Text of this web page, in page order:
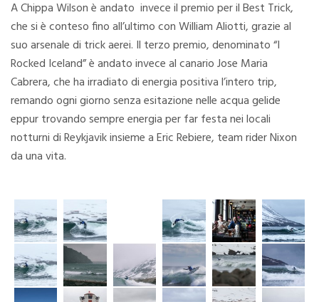
A Chippa Wilson è andato invece il premio per il Best Trick,
che si è conteso fino all’ultimo con William Aliotti, grazie al
suo arsenale di trick aerei. Il terzo premio, denominato “I
Rocked Iceland” è andato invece al canario Jose Maria
Cabrera, che ha irradiato di energia positiva l’intero trip,
remando ogni giorno senza esitazione nelle acqua gelide
eppur trovando sempre energia per far festa nei locali
notturni di Reykjavik insieme a Eric Rebiere, team rider Nixon
da una vita.